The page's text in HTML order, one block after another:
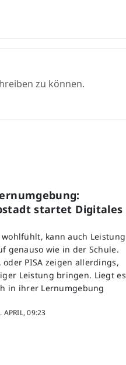
zu können.
startet Digitales
kann auch Leistung
genauso wie in der Schule.
oder PISA zeigen allerdings,
Leistung bringen. Liegt es
in ihrer Lernumgebung
APRIL, 09:23